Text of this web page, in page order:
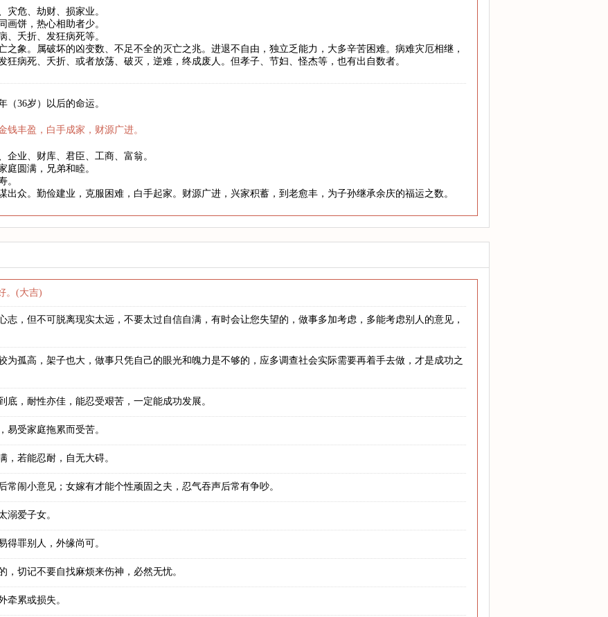
灾危、劫财、损家业。
画饼，热心相助者少。
、夭折、发狂病死等。
之象。属破坏的凶变数、不足不全的灭亡之兆。进退不自由，独立乏能力，大多辛苦困难。病难灾厄相继，
狂病死、夭折、或者放荡、破灭，逆难，终成废人。但孝子、节妇、怪杰等，也有出自数者。
（36岁）以后的命运。
钱丰盈，白手成家，财源广进。
企业、财库、君臣、工商、富翁。
庭圆满，兄弟和睦。
。
出众。勤俭建业，克服困难，白手起家。财源广进，兴家积蓄，到老愈丰，为子孙继承余庆的福运之数。
。(大吉)
志，但不可脱离现实太远，不要太过自信自满，有时会让您失望的，做事多加考虑，多能考虑别人的意见，
为孤高，架子也大，做事只凭自己的眼光和魄力是不够的，应多调查社会实际需要再着手去做，才是成功之
底，耐性亦佳，能忍受艰苦，一定能成功发展。
易受家庭拖累而受苦。
，若能忍耐，自无大碍。
常闹小意见；女嫁有才能个性顽固之夫，忍气吞声后常有争吵。
溺爱子女。
得罪别人，外缘尚可。
，切记不要自找麻烦来伤神，必然无忧。
牵累或损失。